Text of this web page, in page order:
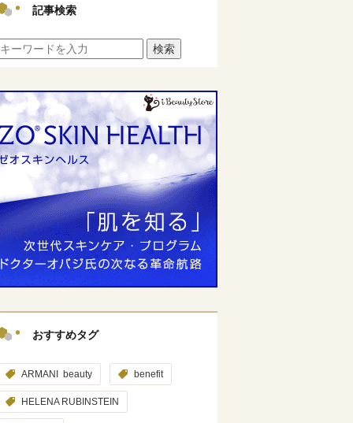
記事検索
検索
おすすめタグ
ARMANI beauty benefit
HELENA RUBINSTEIN